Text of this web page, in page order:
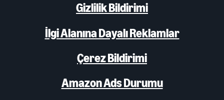
Gizlilik Bildirimi
İlgi Alanına Dayalı Reklamlar
Çerez Bildirimi
Amazon Ads Durumu